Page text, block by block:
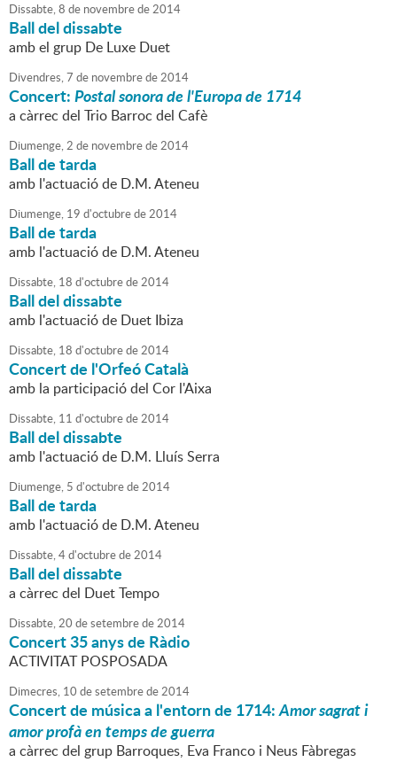
Dissabte,8 de novembrede2014
Ball del dissabte
amb el grup De Luxe Duet
Divendres,7 de novembrede2014
Concert:Postal sonora de l'Europa de 1714
a càrrec del Trio Barroc del Cafè
Diumenge,2 de novembrede2014
Ball de tarda
amb l'actuació de D.M. Ateneu
Diumenge, 19 d'octubrede2014
Ball de tarda
amb l'actuació de D.M. Ateneu
Dissabte, 18 d'octubrede2014
Ball del dissabte
amb l'actuació de Duet Ibiza
Dissabte, 18 d'octubrede2014
Concert de l'Orfeó Català
amb la participació del Cor l'Aixa
Dissabte, 11 d'octubrede2014
Ball del dissabte
amb l'actuació de D.M. Lluís Serra
Diumenge, 5 d'octubrede2014
Ball de tarda
amb l'actuació de D.M. Ateneu
Dissabte,4d'octubrede2014
Ball del dissabte
a càrrec del Duet Tempo
Dissabte,20 desetembrede2014
Concert 35 anys de Ràdio
ACTIVITAT POSPOSADA
Dimecres, 10 desetembrede2014
Concert de música a l'entorn de 1714:Amor sagrat i
amor profà en temps de guerra
a càrrec del grup Barroques, Eva Franco i Neus Fàbregas